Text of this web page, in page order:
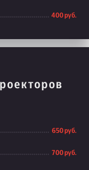
400 руб.
650 руб.
700 руб.